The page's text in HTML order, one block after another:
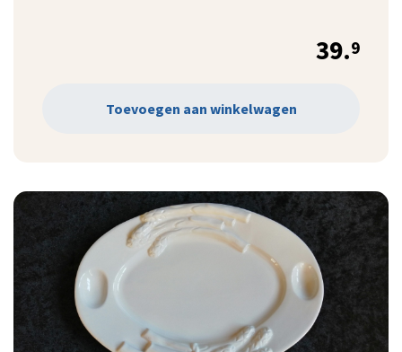
39.9
Toevoegen aan winkelwagen